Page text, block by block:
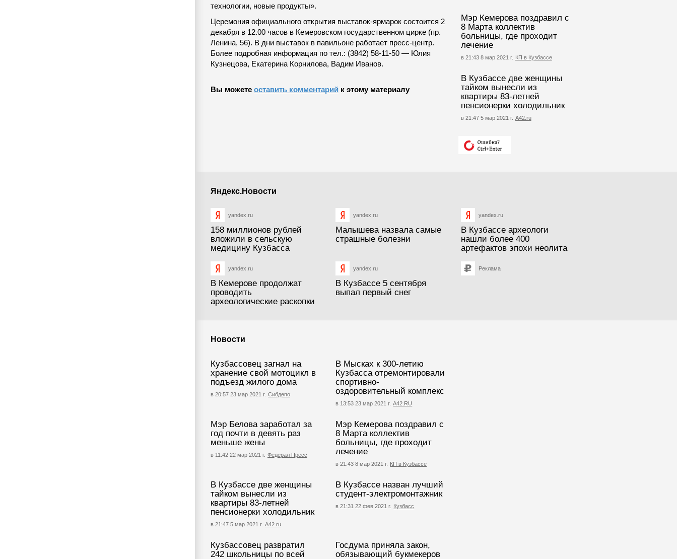
Мэр Кемерова поздравил с
8 Марта коллектив
больницы, где проходит
лечение
в 21:43 8 мар 2021 г. КП в Кузбассе
В Кузбассе две женщины
тайком вынесли из
квартиры 83-летней
пенсионерки холодильник
в 21:47 5 мар 2021 г. А42.ru
технологии, новые продукты».
Церемония официального открытия выставок-ярмарок состоится 2
декабря в 12.00 часов в Кемеровском государственном цирке (пр.
Ленина, 56). В дни выставок в павильоне работает пресс-центр.
Более подробная информация по тел.: (3842) 58-11-50 — Юлия
Кузнецова, Екатерина Корнилова, Вадим Иванов.
Вы можете оставить комментарий к этому материалу
Яндекс.Новости
yandex.ru
158 миллионов рублей
вложили в сельскую
медицину Кузбасса
yandex.ru
Малышева назвала самые
страшные болезни
yandex.ru
В Кузбассе археологи
нашли более 400
артефактов эпохи неолита
yandex.ru
В Кемерове продолжат
проводить
археологические раскопки
yandex.ru
В Кузбассе 5 сентября
выпал первый снег
Реклама
Новости
Кузбассовец загнал на
хранение свой мотоцикл в
подъезд жилого дома
в 20:57 23 мар 2021 г. Сибдепо
В Мысках к 300-летию
Кузбасса отремонтировали
спортивно-
оздоровительный комплекс
в 13:53 23 мар 2021 г. А42.RU
Мэр Белова заработал за
год почти в девять раз
меньше жены
в 11:42 22 мар 2021 г. Федерал Пресс
Мэр Кемерова поздравил с
8 Марта коллектив
больницы, где проходит
лечение
в 21:43 8 мар 2021 г. КП в Кузбассе
В Кузбассе две женщины
тайком вынесли из
квартиры 83-летней
пенсионерки холодильник
в 21:47 5 мар 2021 г. А42.ru
В Кузбассе назван лучший
студент-электромонтажник
в 21:31 22 фев 2021 г. Кузбасс
Кузбассовец развратил
242 школьницы по всей
Госдума приняла закон,
обязывающий букмекеров